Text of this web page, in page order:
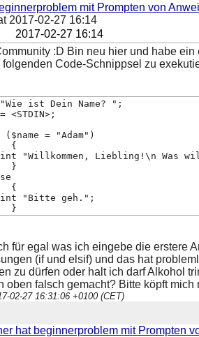
mit Prompten von
2017-02-27 16:14
2017-02-27 16:14
:D Bin neu hier und habe
folgenden Code-Schnippsel zu
ist Dein Name? ";
<STDIN>;
($name = "Adam")
{
"Willkommen, Liebling!\n Was
}
{
"Bitte geh.";
}
für egal was ich eingebe die erstere
(if und elsif) und das hat
zu dürfen oder halt ich darf Alkohol
oben falsch gemacht? Bitte köpft
02-27 16:31:06 +0100 (CET)
hat beginnerproblem mit Prompten